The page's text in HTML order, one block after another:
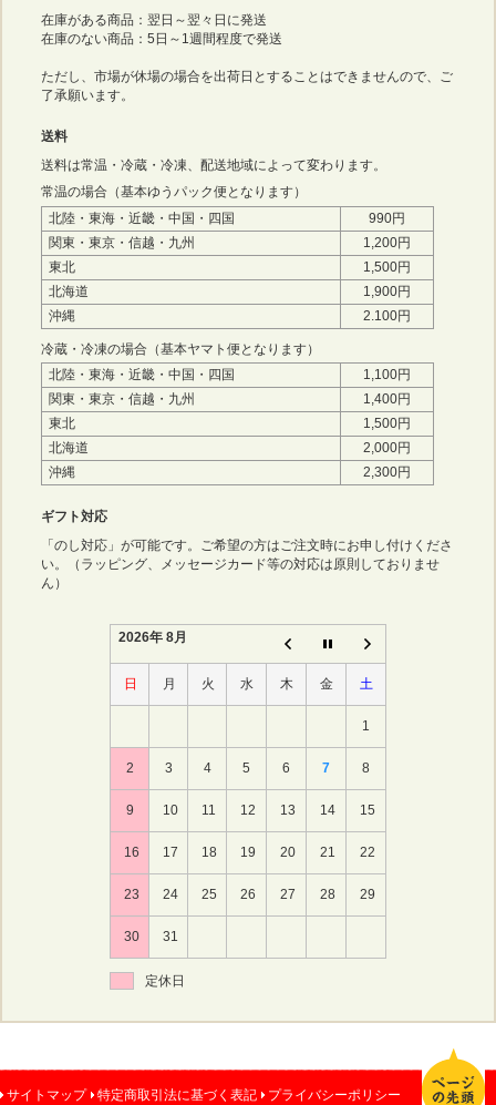
在庫がある商品：翌日～翌々日に発送
在庫のない商品：5日～1週間程度で発送
ただし、市場が休場の場合を出荷日とすることはできませんので、ご
了承願います。
送料
送料は常温・冷蔵・冷凍、配送地域によって変わります。
常温の場合（基本ゆうパック便となります）
北陸・東海・近畿・中国・四国
990円
関東・東京・信越・九州
1,200円
東北
1,500円
北海道
1,900円
沖縄
2.100円
冷蔵・冷凍の場合（基本ヤマト便となります）
北陸・東海・近畿・中国・四国
1,100円
関東・東京・信越・九州
1,400円
東北
1,500円
北海道
2,000円
沖縄
2,300円
ギフト対応
「のし対応」が可能です。ご希望の方はご注文時にお申し付けくださ
い。（ラッピング、メッセージカード等の対応は原則しておりませ
ん）
2026年 8月
日 月 火 水 木 金 土
1
2 3 4 5 6 7 8
9 10 11 12 13 14 15
16 17 18 19 20 21 22
23 24 25 26 27 28 29
30 31
定休日
サイトマップ 特定商取引法に基づく表記 プライバシーポリシー